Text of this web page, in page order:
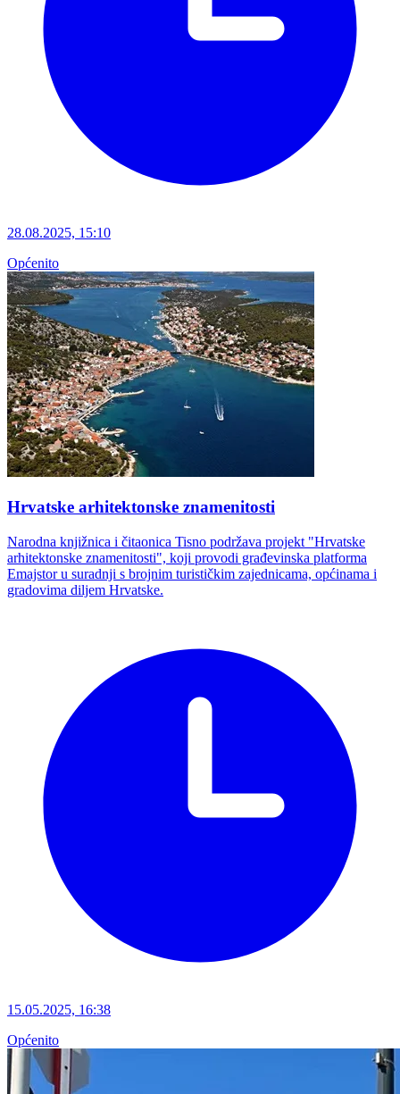
28.08.2025, 15:10
Općenito
Hrvatske arhitektonske znamenitosti
Narodna knjižnica i čitaonica Tisno podržava projekt "Hrvatske
arhitektonske znamenitosti", koji provodi građevinska platforma
Emajstor u suradnji s brojnim turističkim zajednicama, općinama i
gradovima diljem Hrvatske.
15.05.2025, 16:38
Općenito